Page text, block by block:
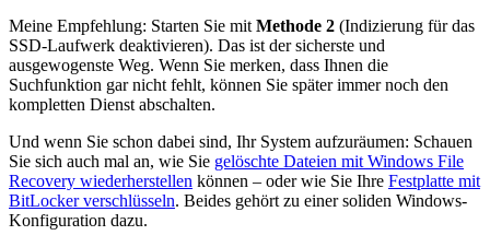
Meine Empfehlung: Starten Sie mitMethode 2 (Indizierung für das
SSD-Laufwerk deaktivieren). Das ist der sicherste und
ausgewogenste Weg. Wenn Sie merken, dass Ihnen die
Suchfunktion gar nicht fehlt, können Sie später immer noch den
kompletten Dienst abschalten.
Und wenn Sie schon dabei sind, Ihr System aufzuräumen: Schauen
Sie sich auch mal an, wie Sie gelöschte Dateien mit Windows File
Recovery wiederherstellen können – oder wie Sie Ihre Festplatte mit
BitLocker verschlüsseln. Beides gehört zu einer soliden Windows-
Konfiguration dazu.